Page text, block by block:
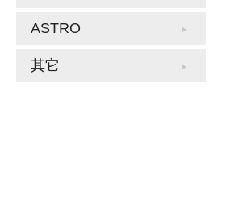
ASTRO
其它